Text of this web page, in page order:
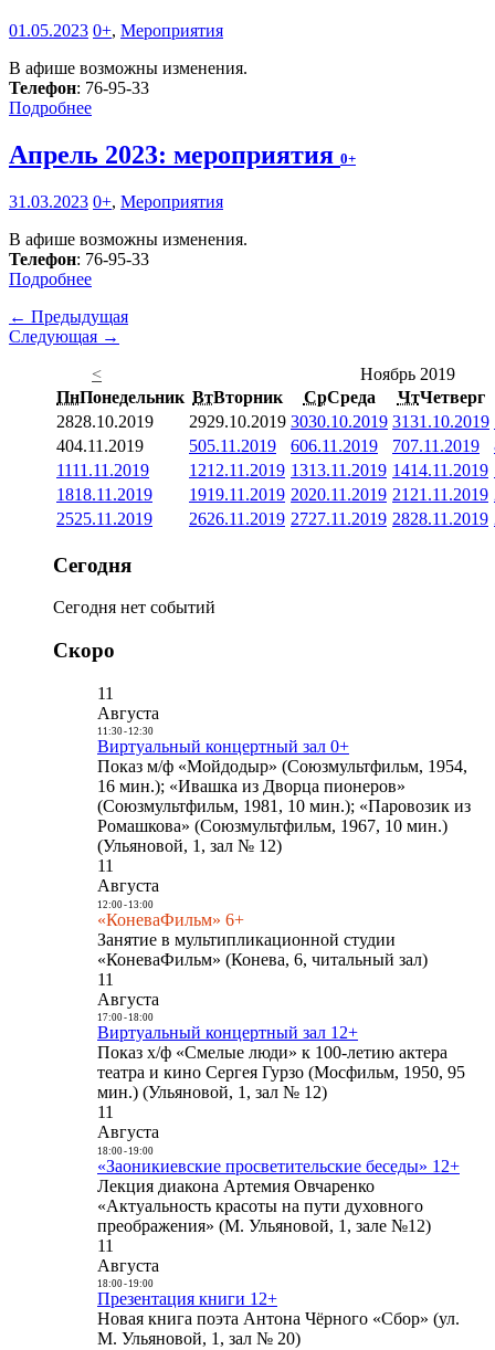
01.05.2023 0+, Мероприятия
В афише возможны изменения.
Телефон: 76-95-33
Подробнее
Апрель 2023: мероприятия 0+
31.03.2023 0+, Мероприятия
В афише возможны изменения.
Телефон: 76-95-33
Подробнее
← Предыдущая
Следующая →
<
Ноябрь 2019
ПнПонедельник ВтВторник СрСреда ЧтЧетверг
2828.10.2019 2929.10.2019 3030.10.2019 3131.10.2019
404.11.2019 505.11.2019 606.11.2019 707.11.2019
1111.11.2019 1212.11.2019 1313.11.2019 1414.11.2019
1818.11.2019 1919.11.2019 2020.11.2019 21 21.11.2019
2525.11.2019 2626.11.2019 2727.11.2019 2828.11.2019
Сегодня
Сегодня нет событий
Скоро
11
Августа
11:30- 12:30
Виртуальный концертный зал 0+
Показ м/ф «Мойдодыр» (Союзмультфильм, 1954,
16 мин.); «Ивашка из Дворца пионеров»
(Союзмультфильм, 1981, 10 мин.); «Паровозик из
Ромашкова» (Союзмультфильм, 1967, 10 мин.)
(Ульяновой, 1, зал № 12)
11
Августа
12:00- 13:00
«КоневаФильм» 6+
Занятие в мультипликационной студии
«КоневаФильм» (Конева, 6, читальный зал)
11
Августа
17:00- 18:00
Виртуальный концертный зал 12+
Показ х/ф «Смелые люди» к 100-летию актера
театра и кино Сергея Гурзо (Мосфильм, 1950, 95
мин.) (Ульяновой, 1, зал № 12)
11
Августа
18:00- 19:00
«Заоникиевские просветительские беседы» 12+
Лекция диакона Артемия Овчаренко
«Актуальность красоты на пути духовного
преображения» (М. Ульяновой, 1, зале №12)
11
Августа
18:00- 19:00
Презентация книги 12+
Новая книга поэта Антона Чёрного «Сбор» (ул.
М. Ульяновой, 1, зал № 20)